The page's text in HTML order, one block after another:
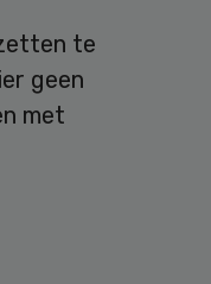
te
geen
met